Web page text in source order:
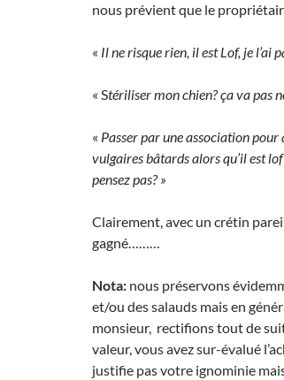
nous prévient que le
« Il ne risque rien, il est Lof, je l’ai
« Stériliser mon chien? ça va pas
« Passer par une association
vulgaires bâtards alors qu’il est
pensez pas? »
Clairement, avec un crétin
gagné………
Nota: nous préservons
et/ou des salauds mais en
monsieur, rectifions tout de
valeur, vous avez sur-évalué
justifie pas votre ignominie